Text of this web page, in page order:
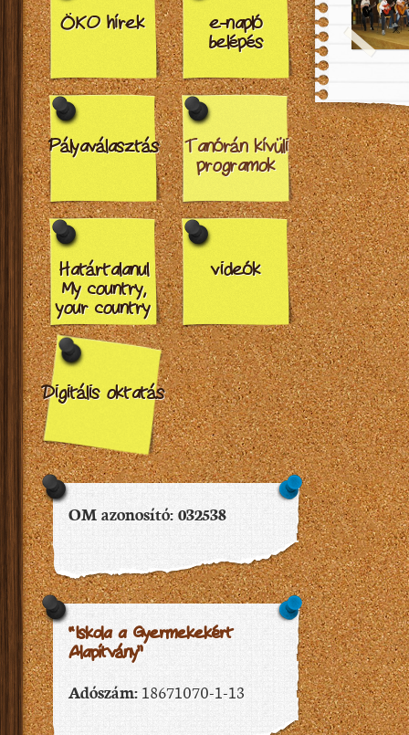
ÖKO hírek
e-napló
belépés
Pályaválasztás
Tanórán kívüli
programok
Határtalanul
My country,
your country
videók
Digitális oktatás
OM azonosító: 032538
“Iskola a Gyermekekért
Alapítvány”
Adószám:18671070-1-13